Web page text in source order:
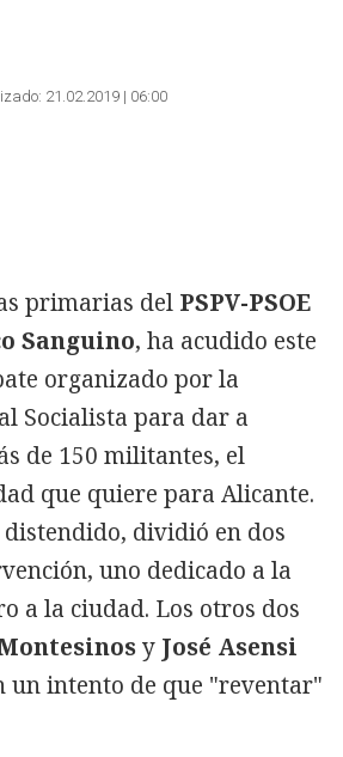
21.02.2019 | 06:00
primarias del PSPV-PSOE
Sanguino, ha acudido este
organizado por la
Socialista para dar a
de 150 militantes, el
que quiere para Alicante.
dividió en dos
uno dedicado a la
a la ciudad. Los otros dos
y José Asensi
un intento de que "reventar"